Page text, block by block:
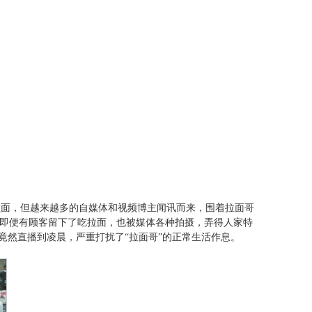
，但越来越多的自媒体和视频博主闻讯而来，围着拉面哥
便有顾客留下了吃拉面，也被媒体各种拍摄，弄得人家特
直播到凌晨，严重打扰了“拉面哥”的正常生活作息。